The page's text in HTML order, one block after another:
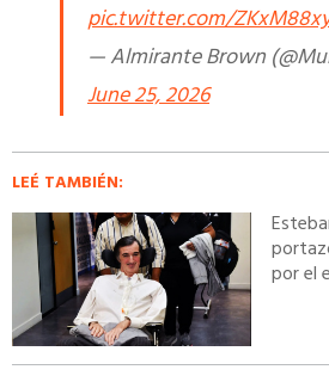
pic.twitter.com/
— Almirante Brown
June 25, 2026
LEÉ TAMBIÉN:
por el